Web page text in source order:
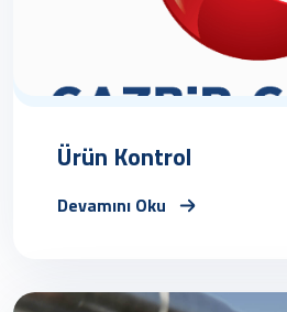
Ürün Kontrol
Devamını Oku